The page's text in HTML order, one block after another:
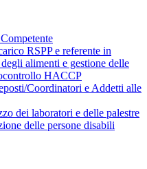
RSPP e referente in
alimenti e gestione delle
HACCP
Coordinatori e Addetti alle
dei laboratori e delle palestre
delle persone disabili